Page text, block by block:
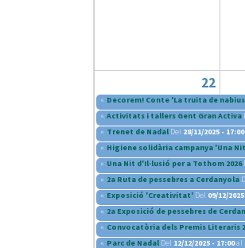
22
« Decorem! Conte 'La truita de
« Activitats i tallers Gent Gran Activa
« Trenet de Nadal Del 28/11/2025 - 17:00
« Higiene solidària campanya 'Una
« Una Nit d'Il·lusió per a Tothom 2026
« 2a Ruta de pessebres a Cerdanyola
« Exposició 'Creativitat' Del 09/12/
« 2a Exposició de pessebres de
« Convocatòria dels Premis Literaris
« Parc de Nadal Del 12/12/2025 - 17:00al